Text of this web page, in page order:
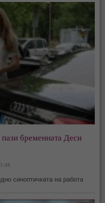
бременната Деси
синоптичката на работа